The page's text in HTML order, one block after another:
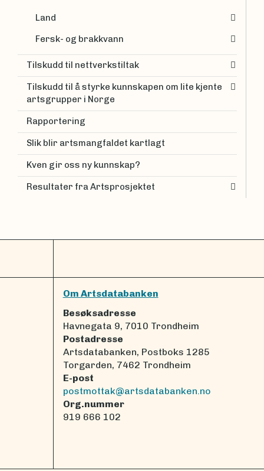
Land
Fersk- og brakkvann
Tilskudd til nettverkstiltak
Tilskudd til å styrke kunnskapen om lite kjente
artsgrupper i Norge
Rapportering
Slik blir artsmangfaldet kartlagt
Kven gir oss ny kunnskap?
Resultater fra Artsprosjektet
Om Artsdatabanken
Besøksadresse
Havnegata 9, 7010 Trondheim
Postadresse
Artsdatabanken, Postboks 1285
Torgarden, 7462 Trondheim
E-post
postmottak@artsdatabanken.no
Org.nummer
919 666 102